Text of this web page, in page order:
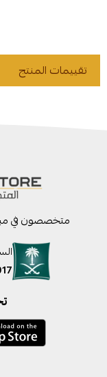
تقييمات المنتج
متخصصون في